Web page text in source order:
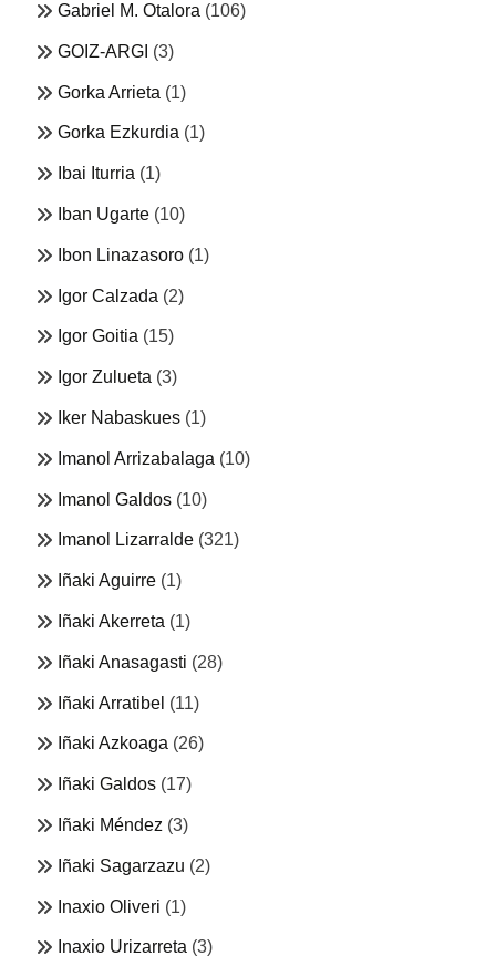
Gabriel M. Otalora (106)
GOIZ-ARGI (3)
Gorka Arrieta (1)
Gorka Ezkurdia (1)
Ibai Iturria (1)
Iban Ugarte (10)
Ibon Linazasoro (1)
Igor Calzada (2)
Igor Goitia (15)
Igor Zulueta (3)
Iker Nabaskues (1)
Imanol Arrizabalaga (10)
Imanol Galdos (10)
Imanol Lizarralde (321)
Iñaki Aguirre (1)
Iñaki Akerreta (1)
Iñaki Anasagasti (28)
Iñaki Arratibel (11)
Iñaki Azkoaga (26)
Iñaki Galdos (17)
Iñaki Méndez (3)
Iñaki Sagarzazu (2)
Inaxio Oliveri (1)
Inaxio Urizarreta (3)